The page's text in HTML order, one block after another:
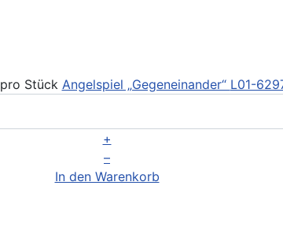
pro Stück Angelspiel „Gegeneinander“ L01-
+
–
In den Warenkorb